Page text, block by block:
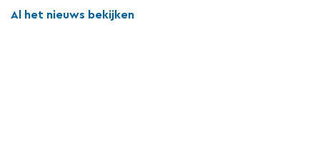
Al het nieuws bekijken